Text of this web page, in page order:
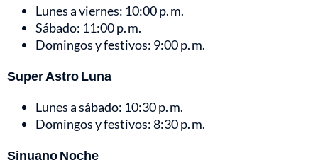
Lunes a viernes: 10:00 p. m.
Sábado: 11:00 p. m.
Domingos y festivos: 9:00 p. m.
Super Astro Luna
Lunes a sábado: 10:30 p. m.
Domingos y festivos: 8:30 p. m.
Sinuano Noche